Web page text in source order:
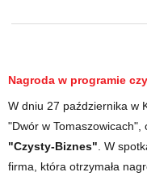
Nagroda w programie
W dniu 27 października w
"Dwór w Tomaszowicach",
"Czysty-Biznes". W
firma, która otrzymała